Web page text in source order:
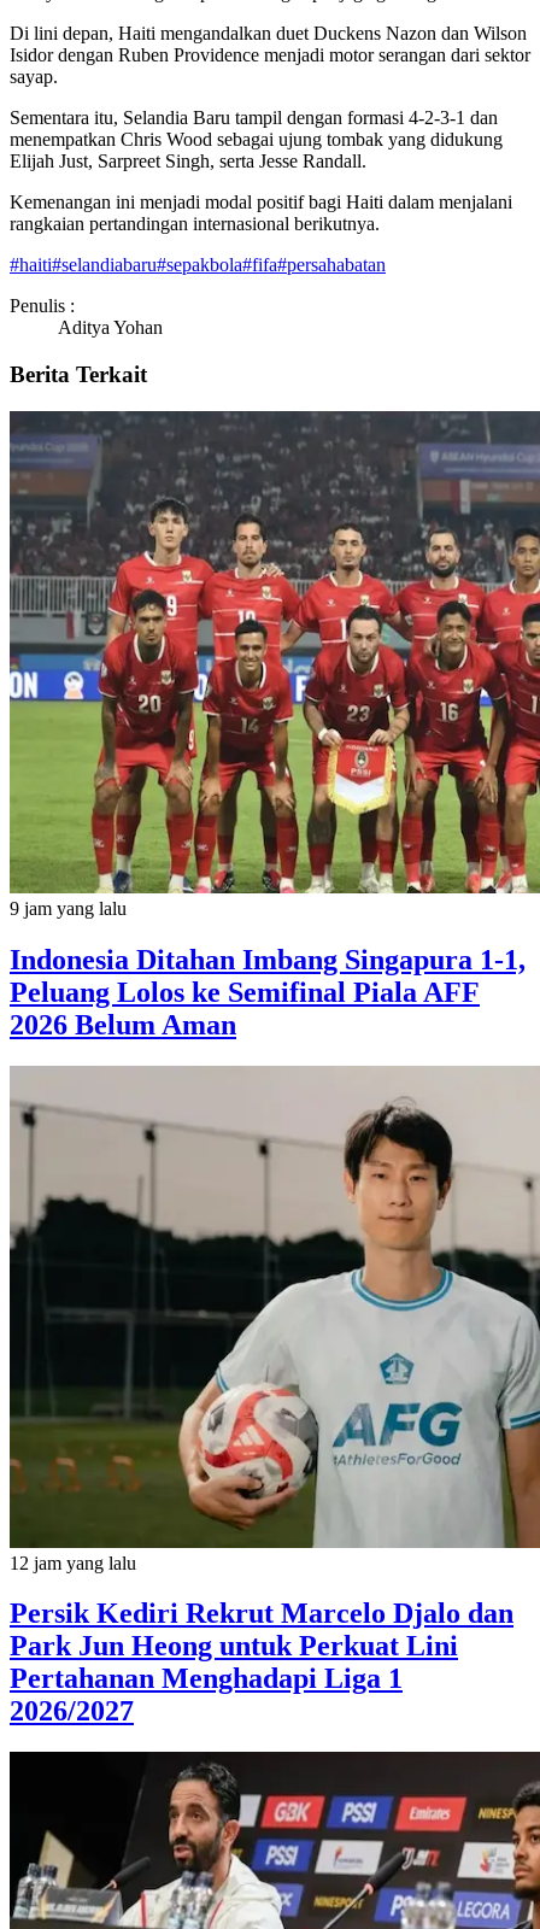
Di lini depan, Haiti mengandalkan duet Duckens Nazon dan Wilson
Isidor dengan Ruben Providence menjadi motor serangan dari sektor
sayap.
Sementara itu, Selandia Baru tampil dengan formasi 4-2-3-1 dan
menempatkan Chris Wood sebagai ujung tombak yang didukung
Elijah Just, Sarpreet Singh, serta Jesse Randall.
Kemenangan ini menjadi modal positif bagi Haiti dalam menjalani
rangkaian pertandingan internasional berikutnya.
#haiti#selandiabaru#sepakbola#fifa#persahabatan
Penulis :
Aditya Yohan
Berita Terkait
9 jam yang lalu
Indonesia Ditahan Imbang Singapura 1-1,
Peluang Lolos ke Semifinal Piala AFF
2026 Belum Aman
12 jam yang lalu
Persik Kediri Rekrut Marcelo Djalo dan
Park Jun Heong untuk Perkuat Lini
Pertahanan Menghadapi Liga 1
2026/2027